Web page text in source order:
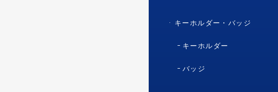
キーホルダー・バッジ
キーホルダー
バッジ